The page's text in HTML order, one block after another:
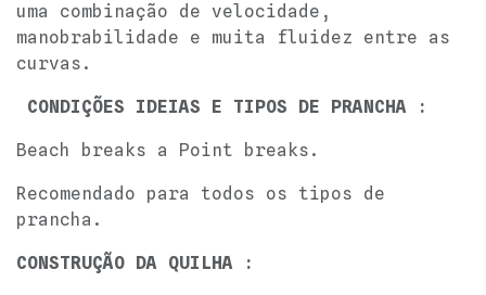
uma combinação de velocidade,
manobrabilidade e muita fluidez entre as
curvas.
CONDIÇÕES IDEIAS E TIPOS DE PRANCHA :
Beach breaks a Point breaks.
Recomendado para todos os tipos de
prancha.
CONSTRUÇÃO DA QUILHA :